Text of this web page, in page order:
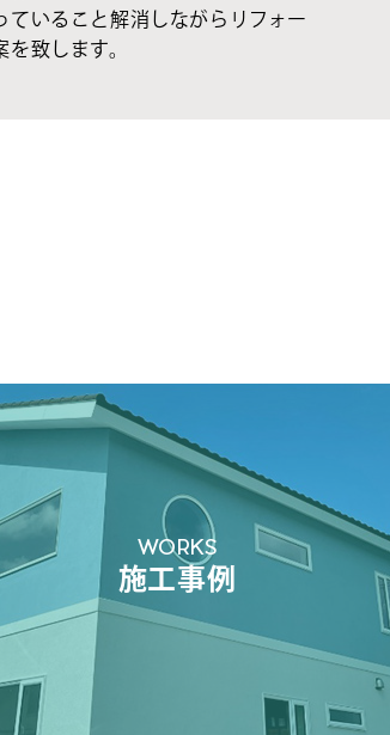
ていること解消しながらリフォー
を致します。
WORKS
施工事例